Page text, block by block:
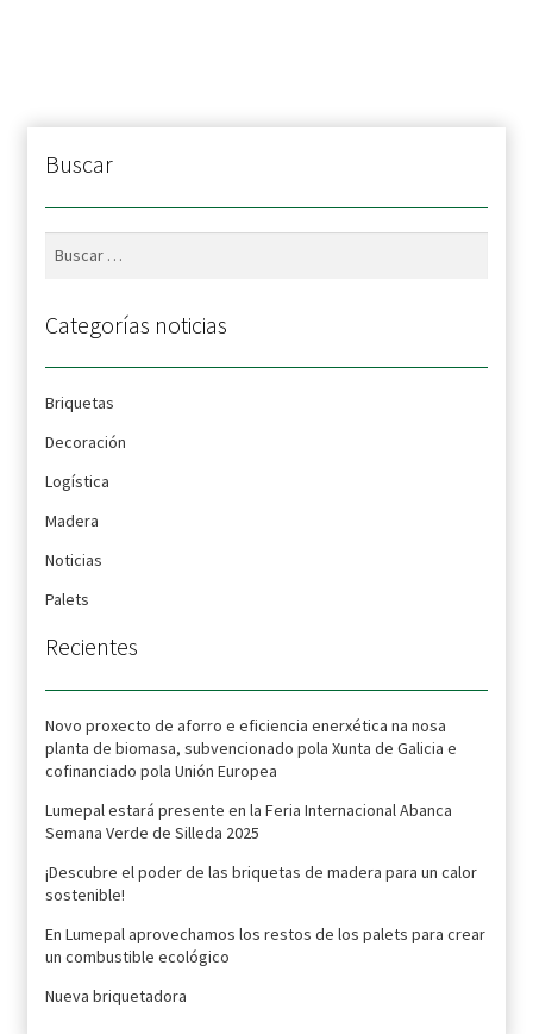
Buscar
Categorías noticias
Briquetas
Decoración
Logística
Madera
Noticias
Palets
Recientes
Novo proxecto de aforro e eficiencia enerxética na nosa
planta de biomasa, subvencionado pola Xunta de Galicia e
cofinanciado pola Unión Europea
Lumepal estará presente en la Feria Internacional Abanca
Semana Verde de Silleda 2025
¡Descubre el poder de las briquetas de madera para un calor
sostenible!
En Lumepal aprovechamos los restos de los palets para crear
un combustible ecológico
Nueva briquetadora